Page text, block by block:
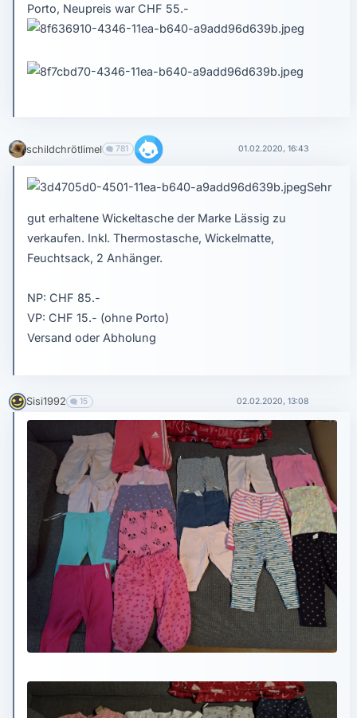
Porto, Neupreis war CHF 55.-
schildchrötlimel 781 01.02.2020, 16:43
Sehr
gut erhaltene Wickeltasche der Marke Lässig zu
verkaufen. Inkl. Thermostasche, Wickelmatte,
Feuchtsack, 2 Anhänger.
NP: CHF 85.-
VP: CHF 15.- (ohne Porto)
Versand oder Abholung
Sisi1992 15 02.02.2020, 13:08